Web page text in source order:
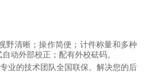
野清晰；操作简便；计件称量和多种
动外部校正；配有外校砝码。
业的技术团队全国联保。解决您的后